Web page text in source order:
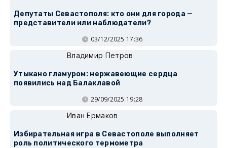
Депутаты Севастополя: кто они для города —
представители или наблюдатели?
03/12/2025 17:36
Владимир Петров
Утыкано гламуром: нержавеющие сердца
появились над Балаклавой
29/09/2025 19:28
Иван Ермаков
Избирательная игра в Севастополе выполняет
роль политического термометра